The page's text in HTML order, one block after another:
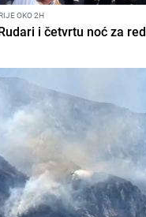
OKO 2H
i četvrtu noć za